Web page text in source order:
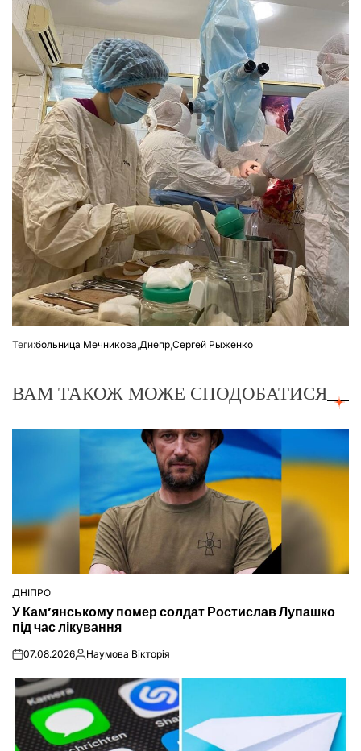
Теґи:больница Мечникова,Днепр,Сергей Рыженко
ВАМ ТАКОЖ МОЖЕ СПОДОБАТИСЯ
ОПУБЛІКУВАТИ
У
ДНІПРО
У Кам’янському помер солдат Ростислав Лупашко
під час лікування
on07.08.2026Опубліковано
Наумова Вікторія